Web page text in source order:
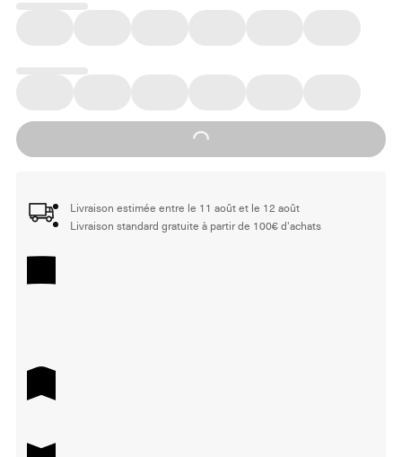
Loading...
Livraison estimée entre le 11 août et le 12 août
Livraison standard gratuite à partir de 100€ d'achats